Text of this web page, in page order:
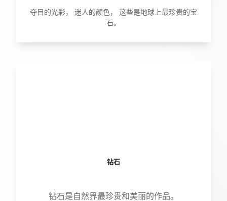
夺目的光彩， 迷人的颜色， 这些是地球上最珍贵的宝
石。
钻石
钻石是自然界最珍贵和美丽的作品。